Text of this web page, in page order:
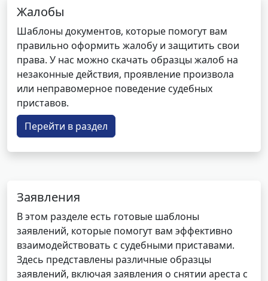
Жалобы
Шаблоны документов, которые помогут вам
правильно оформить жалобу и защитить свои
права. У нас можно скачать образцы жалоб на
незаконные действия, проявление произвола
или неправомерное поведение судебных
приставов.
Перейти в раздел
Заявления
В этом разделе есть готовые шаблоны
заявлений, которые помогут вам эффективно
взаимодействовать с судебными приставами.
Здесь представлены различные образцы
заявлений, включая заявления о снятии ареста с